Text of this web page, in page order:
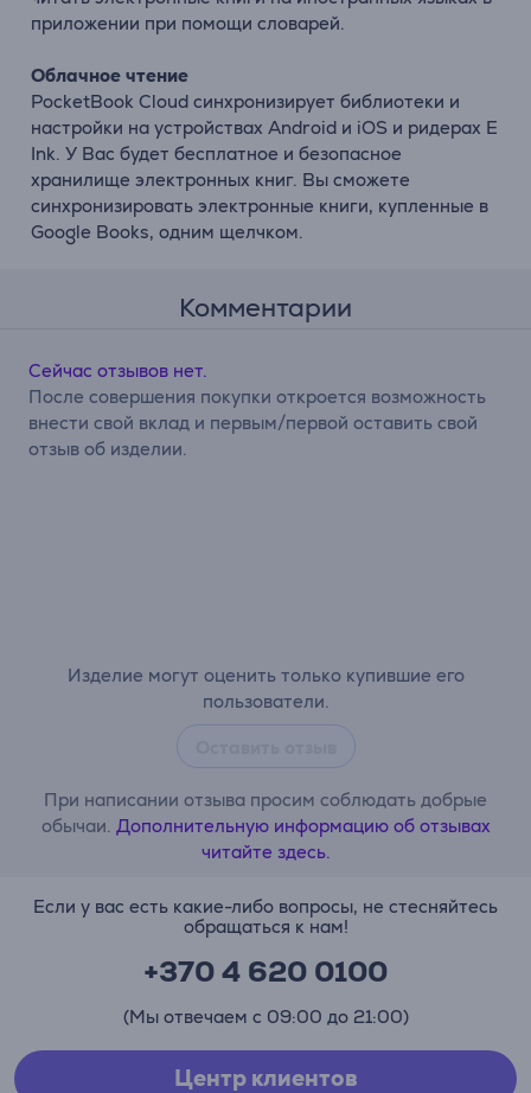
приложении при помощи словарей.
Облачное чтение
PocketBook Cloud синхронизирует библиотеки и
настройки на устройствах Android и iOS и ридерах E
Ink. У Вас будет бесплатное и безопасное
хранилище электронных книг. Вы сможете
синхронизировать электронные книги, купленные в
Google Books, одним щелчком.
Комментарии
Изделие могут оценить только купившие его
пользователи.
При написании отзыва просим соблюдать добрые
обычаи. Дополнительную информацию об отзывах
читайте здесь.
Сейчас отзывов нет.
После совершения покупки откроется возможность
внести свой вклад и первым/первой оставить свой
отзыв об изделии.
Если у вас есть какие-либо вопросы, не стесняйтесь
обращаться к нам!
+370 4 620 0100
(Мы отвечаем с 09:00 до 21:00)
Центр клиентов